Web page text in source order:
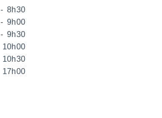
- 8h30
- 9h00
- 9h30
10h00
10h30
17h00